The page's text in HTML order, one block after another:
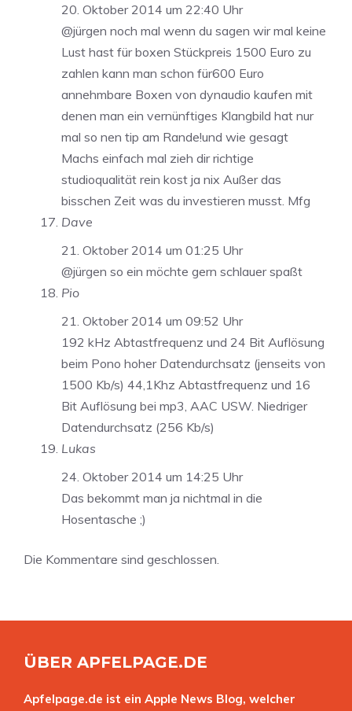
20. Oktober 2014 um 22:40 Uhr
@jürgen noch mal wenn du sagen wir mal keine
Lust hast für boxen Stückpreis 1500 Euro zu
zahlen kann man schon für600 Euro
annehmbare Boxen von dynaudio kaufen mit
denen man ein vernünftiges Klangbild hat nur
mal so nen tip am Rande!und wie gesagt
Machs einfach mal zieh dir richtige
studioqualität rein kost ja nix Außer das
bisschen Zeit was du investieren musst. Mfg
Dave
21. Oktober 2014 um 01:25 Uhr
@jürgen so ein möchte gern schlauer spaßt
Pio
21. Oktober 2014 um 09:52 Uhr
192 kHz Abtastfrequenz und 24 Bit Auflösung
beim Pono hoher Datendurchsatz (jenseits von
1500 Kb/s) 44,1Khz Abtastfrequenz und 16
Bit Auflösung bei mp3, AAC USW. Niedriger
Datendurchsatz (256 Kb/s)
Lukas
24. Oktober 2014 um 14:25 Uhr
Das bekommt man ja nichtmal in die
Hosentasche ;)
Die Kommentare sind geschlossen.
ÜBER APFELPAGE.DE
Apfelpage.de ist ein Apple News Blog, welcher